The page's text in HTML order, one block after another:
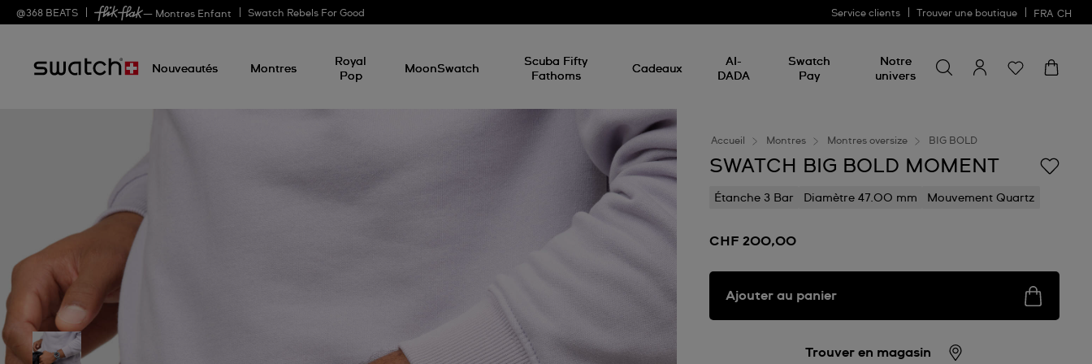
@368 BEATS — Montres Enfant Swatch Rebels For Good Service clients Trouver une boutique FRA CH
Nouveautés Montres
Royal
Pop
MoonSwatch
Scuba Fifty
Fathoms
Cadeaux
AI-
DADA
Swatch
Pay
Notre
univers
un
produit
Accueil Montres Montres oversize BIG BOLD
SWATCH BIG BOLD MOMENT
Étanche 3 Bar Diamètre 47.00 mm Mouvement Quartz
CHF 200,00
Ajouter au panier
Trouver en magasin